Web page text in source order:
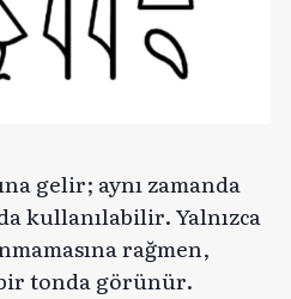
gelir; aynı zamanda
kullanılabilir. Yalnızca
rağmen,
tonda görünür.